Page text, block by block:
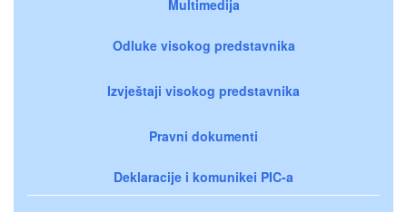
Multimedija
Odluke visokog predstavnika
Izvještaji visokog predstavnika
Pravni dokumenti
Deklaracije i komunikei PIC-a